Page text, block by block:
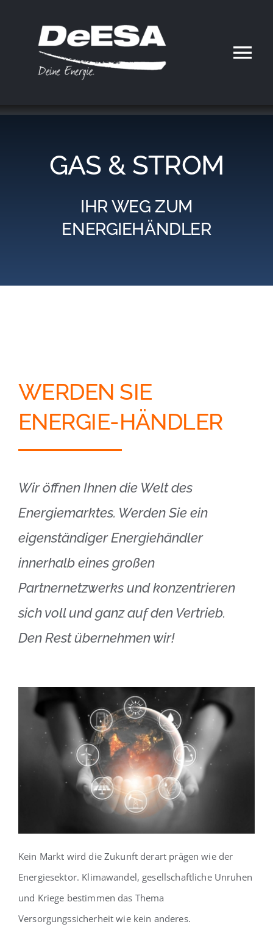
Geschäftsfelder
Partner werden
GAS & STROM
IHR WEG ZUM
ENERGIEHÄNDLER
WERDEN SIE
ENERGIE-HÄNDLER
Wir öffnen Ihnen die Welt des
Energiemarktes. Werden Sie ein
eigenständiger Energiehändler
innerhalb eines großen
Partnernetzwerks und konzentrieren
sich voll und ganz auf den Vertrieb.
Den Rest übernehmen wir!
Kein Markt wird die Zukunft derart prägen wie der
Energiesektor. Klimawandel, gesellschaftliche Unruhen
und Kriege bestimmen das Thema
Versorgungssicherheit wie kein anderes.